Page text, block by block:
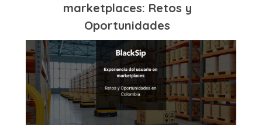
marketplaces: Retos y
Oportunidades